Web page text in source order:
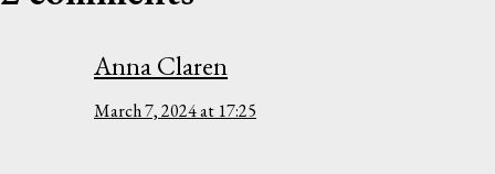
Anna Claren
March 7, 2024 at 17:25